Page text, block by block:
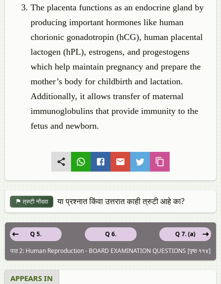
The placenta functions as an endocrine gland by
producing important hormones like human
chorionic gonadotropin (hCG), human placental
lactogen (hPL), estrogens, and progestogens
which help maintain pregnancy and prepare the
mother’s body for childbirth and lactation.
Additionally, it allows transfer of maternal
immunoglobulins that provide immunity to the
fetus and newborn.
त्रुटी नोंदवा या प्रश्नात किंवा उत्तरात काही त्रुटी आहे का?
Q 6.
Q 5.
Q 7. (a)
पाठ 2: Human Reproduction - BOARD EXAMINATION QUESTIONS [पृष्ठ ११४]
APPEARS IN